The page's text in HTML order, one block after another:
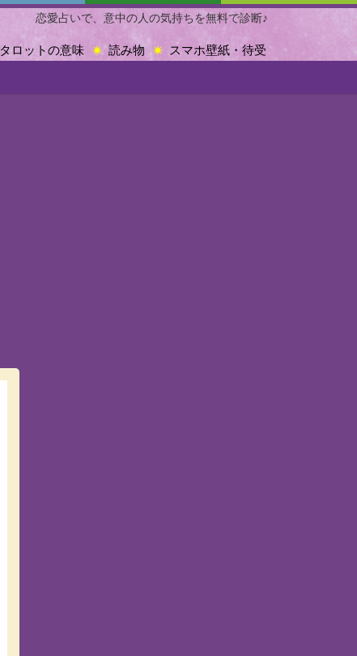
恋愛占いで、意中の人の気持ちを無料で診断♪
スマホ壁紙・待受
読み物
タロットの意味